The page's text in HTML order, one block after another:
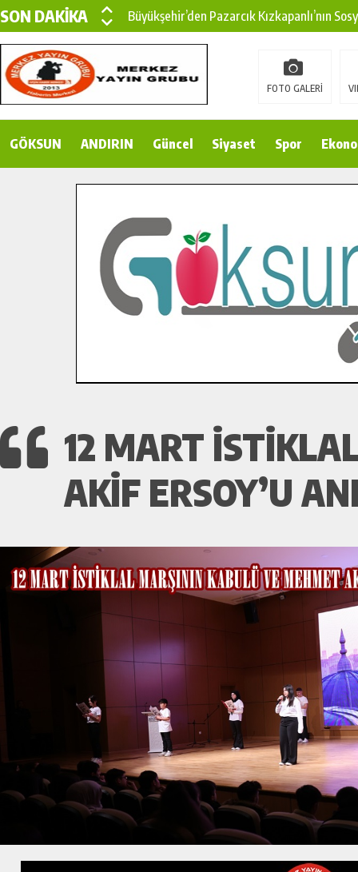
SON DAKİKA
Büyükşehir’den Pazarcık Kızkapanlı’nın
Büyükşehir’den Pazarcık Kırsalına Modern
Çin’den KSÜ’ye Uluslararası Başarı:
Gençler Pusula Maraş Kampında Yeni
İlçe Jandarma Komutanı Karakaya’dan
Bertiz’in Yeni Köprüsünde Sona Doğru.
FOTO GALERİ
GÖKSUN ANDIRIN Güncel Siyaset Spor
12 MART
AKİF ERSOY’U